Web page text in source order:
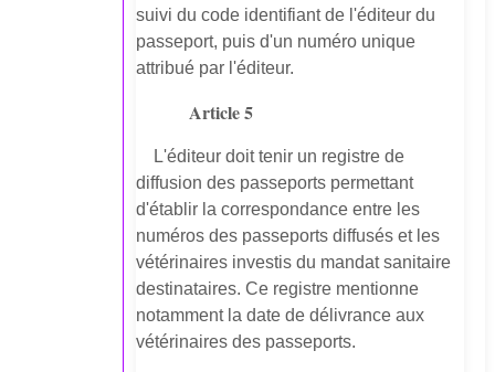
suivi du code identifiant de l'éditeur du
passeport, puis d'un numéro unique
attribué par l'éditeur.
Article 5
L'éditeur doit tenir un registre de
diffusion des passeports permettant
d'établir la correspondance entre les
numéros des passeports diffusés et les
vétérinaires investis du mandat sanitaire
destinataires. Ce registre mentionne
notamment la date de délivrance aux
vétérinaires des passeports.